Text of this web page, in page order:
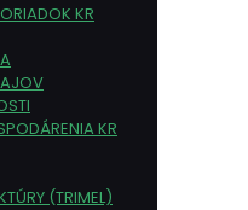
KR
KR
(TRIMEL)